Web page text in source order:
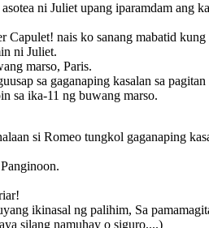
ni Juliet upang iparamdam ang
Capulet! nais ko sanang mabatid
ni Juliet.
marso, Paris.
sa gaganaping kasalan sa
sa ika-11 ng buwang marso.
si Romeo tungkol gaganaping
ikinasal ng palihim, Sa
silang namuhay o siguro....)